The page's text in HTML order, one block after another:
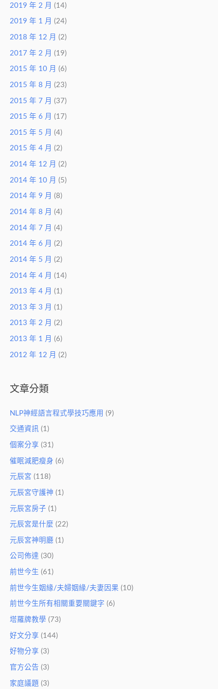
2019 年 2 月 (14)
2019 年 1 月 (24)
2018 年 12 月 (2)
2017 年 2 月 (19)
2015 年 10 月 (6)
2015 年 8 月 (23)
2015 年 7 月 (37)
2015 年 6 月 (17)
2015 年 5 月 (4)
2015 年 4 月 (2)
2014 年 12 月 (2)
2014 年 10 月 (5)
2014 年 9 月 (8)
2014 年 8 月 (4)
2014 年 7 月 (4)
2014 年 6 月 (2)
2014 年 5 月 (2)
2014 年 4 月 (14)
2013 年 4 月 (1)
2013 年 3 月 (1)
2013 年 2 月 (2)
2013 年 1 月 (6)
2012 年 12 月 (2)
文章分類
NLP神經語言程式學技巧應用 (9)
交通資訊 (1)
個案分享 (31)
催眠減肥瘦身 (6)
元辰宮 (118)
元辰宮守護神 (1)
元辰宮房子 (1)
元辰宮是什麼 (22)
元辰宮神明廳 (1)
公司佈達 (30)
前世今生 (61)
前世今生姻緣/夫婦姻緣/夫妻因果 (10)
前世今生所有相關重要關鍵字 (6)
塔羅牌教學 (73)
好文分享 (144)
好物分享 (3)
官方公告 (3)
家庭議題 (3)